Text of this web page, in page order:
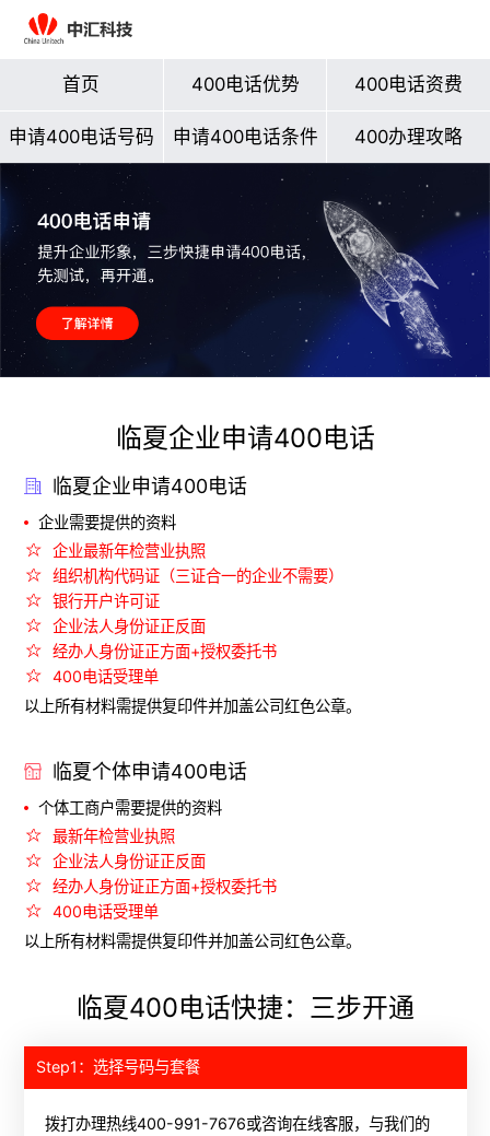
首页 400电话优势 400电话资费
申请400电话号码 申请400电话条件 400办理攻略
临夏企业申请400电话
临夏企业申请400电话
企业需要提供的资料
企业最新年检营业执照
组织机构代码证（三证合一的企业不需要）
银行开户许可证
企业法人身份证正反面
经办人身份证正方面+授权委托书
400电话受理单
以上所有材料需提供复印件并加盖公司红色公章。
临夏个体申请400电话
个体工商户需要提供的资料
最新年检营业执照
企业法人身份证正反面
经办人身份证正方面+授权委托书
400电话受理单
以上所有材料需提供复印件并加盖公司红色公章。
临夏400电话快捷：三步开通
Step1：选择号码与套餐
拨打办理热线400-991-7676或咨询在线客服，与我们的